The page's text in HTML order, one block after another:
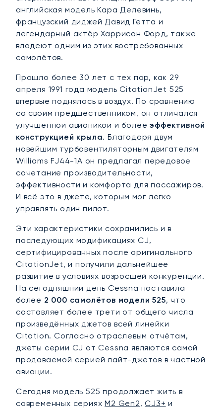
английская модель Кара Делевинь,
французский диджей Давид Гетта и
легендарный актёр Харрисон Форд, также
владеют одним из этих востребованных
самолётов.
Прошло более 30 лет с тех пор, как 29
апреля 1991 года модель CitationJet 525
впервые поднялась в воздух. По сравнению
со своим предшественником, он отличался
улучшенной авионикой и болееэффективной
конструкцией крыла. Благодаря двум
новейшим турбовентиляторным двигателям
Williams FJ44-1A он предлагал передовое
сочетание производительности,
эффективности и комфорта для пассажиров.
И всё это в джете, которым мог легко
управлять один пилот.
Эти характеристики сохранились и в
последующих модификациях CJ,
сертифицированных после оригинального
CitationJet, и получили дальнейшее
развитие в условиях возросшей конкуренции.
На сегодняшний день Cessna поставила
более 2 000 самолётов модели 525, что
составляет более трети от общего числа
произведённых джетов всей линейки
Citation. Согласно отраслевым отчётам,
джеты серии CJ от Cessna являются самой
продаваемой серией лайт-джетов в частной
авиации.
Сегодня модель 525 продолжает жить в
современных серияхM2 Gen2,CJ3+ и